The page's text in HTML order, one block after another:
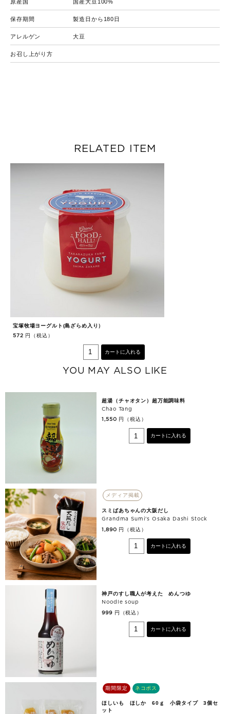
原産国 国産大豆100%
保存期間 製造日から180日
アレルゲン 大豆
お召し上がり方
RELATED ITEM
宝塚牧場ヨーグルト(島ざらめ入り）
572 円（税込）
カートに入れる
YOU MAY ALSO LIKE
超湯（チャオタン）超万能調味料
Chao Tang
1,550 円（税込）
カートに入れる
メディア掲載
スミばあちゃんの大阪だし
Grandma Sumi's Osaka Dashi Stock
1,890 円（税込）
カートに入れる
神戸のすし職人が考えた めんつゆ
Noodle soup
999 円（税込）
カートに入れる
期間限定 ネコポス
ほしいも ほしか 60ｇ 小袋タイプ 3個セ
ット